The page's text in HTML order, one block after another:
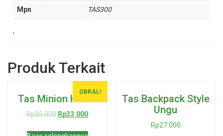
Mpn TAS300
'
Produk Terkait
OBRAL!
Tas Minion Hitam
Rp35.000 Harga
adalah:
Rp33.000Harga
ini
Tas Backpack Style
Ungu
Rp27.000